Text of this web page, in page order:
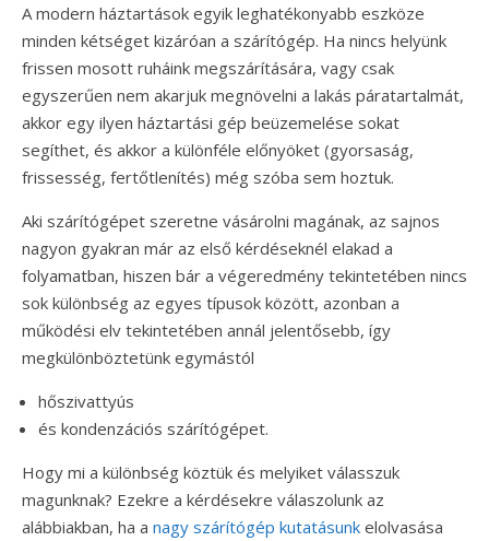
A modern háztartások egyik leghatékonyabb eszköze
minden kétséget kizáróan a szárítógép. Ha nincs helyünk
frissen mosott ruháink megszárítására, vagy csak
egyszerűen nem akarjuk megnövelni a lakás páratartalmát,
akkor egy ilyen háztartási gép beüzemelése sokat
segíthet, és akkor a különféle előnyöket (gyorsaság,
frissesség, fertőtlenítés) még szóba sem hoztuk.
Aki szárítógépet szeretne vásárolni magának, az sajnos
nagyon gyakran már az első kérdéseknél elakad a
folyamatban, hiszen bár a végeredmény tekintetében nincs
sok különbség az egyes típusok között, azonban a
működési elv tekintetében annál jelentősebb, így
megkülönböztetünk egymástól
hőszivattyús
és kondenzációs szárítógépet.
Hogy mi a különbség köztük és melyiket válasszuk
magunknak? Ezekre a kérdésekre válaszolunk az
alábbiakban, ha a nagy szárítógép kutatásunk elolvasása